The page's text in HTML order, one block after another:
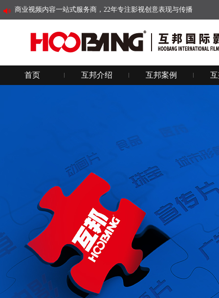
商业视频内容一站式服务商，22年专注影视创意表现与传播
首页 互邦介绍 互邦案例